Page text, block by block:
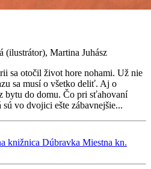
Martina Juhász
sa otočil život hore nohami. Už nie
sa musí o všetko deliť. Aj o
bytu do domu. Čo pri sťahovaní
vo dvojici ešte zábavnejšie...
knižnica Dúbravka Miestna kn.